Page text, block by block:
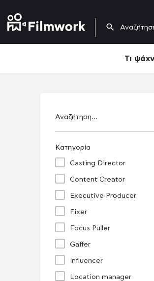
Τι
Αναζήτηση...
Κατηγορία
Casting Director
Content Creator
Executive Producer
Fixer
Focus Puller
Gaffer
Influencer
Location manager